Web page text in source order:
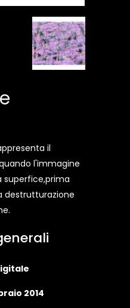
il
l'immagine
superfice,prima
destrutturazione
2014